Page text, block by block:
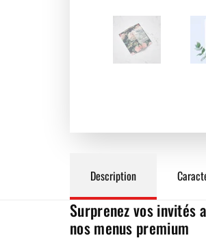
Description
Surprenez vos invités
nos menus premium